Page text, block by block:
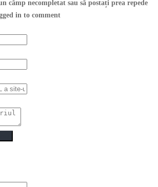
câmp necompletat sau să postați prea repede
in to comment